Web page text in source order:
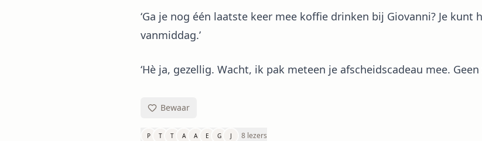
‘Ga je nog één laatste keer mee koffie drinken bij Giovanni? Je kunt
vanmiddag.’
‘Hè ja, gezellig. Wacht, ik pak meteen je afscheidscadeau mee.
Bewaar
P T T A A E G J 8 lezers